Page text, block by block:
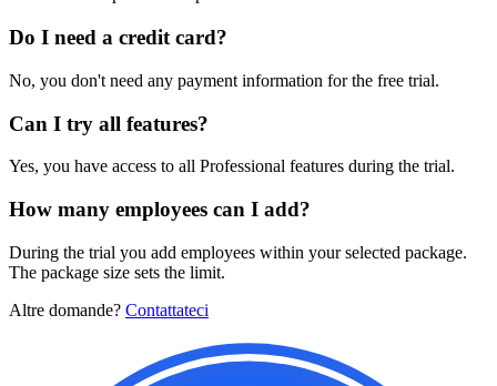
Do I need a credit card?
No, you don't need any payment information for the free trial.
Can I try all features?
Yes, you have access to all Professional features during the trial.
How many employees can I add?
During the trial you add employees within your selected package.
The package size sets the limit.
Altre domande? Contattateci